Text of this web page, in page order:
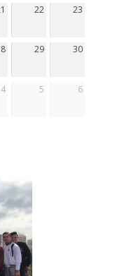
22 23
29 30
4 5 6